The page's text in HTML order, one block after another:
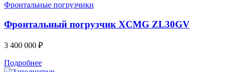
Фронтальные погрузчики
Фронтальный погрузчик XCMG ZL30GV
3 400 000 ₽
Подробнее